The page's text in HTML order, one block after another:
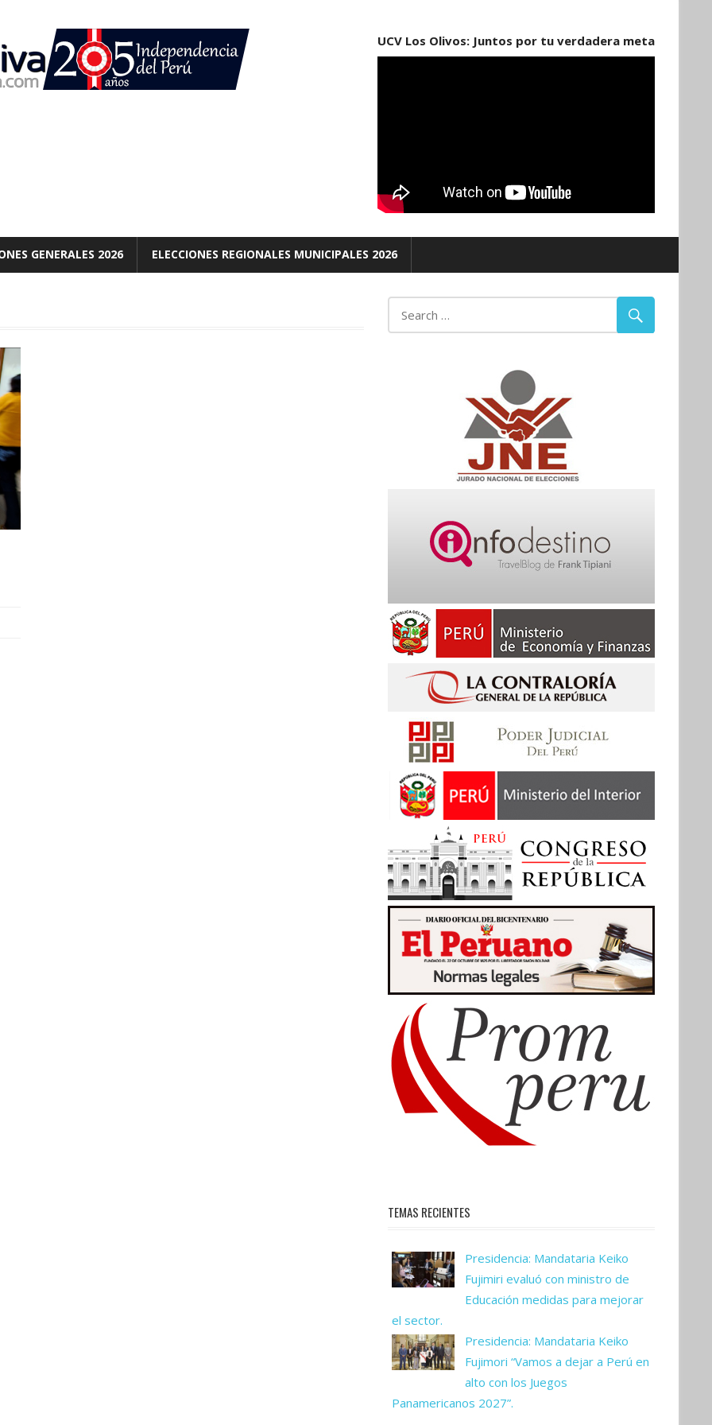
UCV Los Olivos: Juntos por tu verdadera meta
GENERALES 2026 ELECCIONES REGIONALES MUNICIPALES 2026
TEMAS RECIENTES
Presidencia: Mandataria Keiko
Fujimiri evaluó con ministro de
Educación medidas para mejorar
el sector.
Presidencia: Mandataria Keiko
Fujimori “Vamos a dejar a Perú en
alto con los Juegos
Panamericanos 2027”.